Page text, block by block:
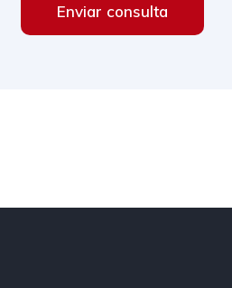
Enviar consulta